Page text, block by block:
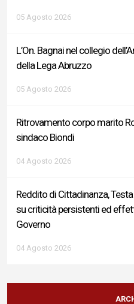
05 Agosto 2026
L’On. Bagnai nel collegio
della Lega Abruzzo
05 Agosto 2026
Ritrovamento corpo marito
sindaco Biondi
04 Agosto 2026
Reddito di Cittadinanza,
su criticità persistenti ed
Governo
04 Agosto 2026
Sigismondi, Liris e Testa:
Ministro Roccella e alla sua